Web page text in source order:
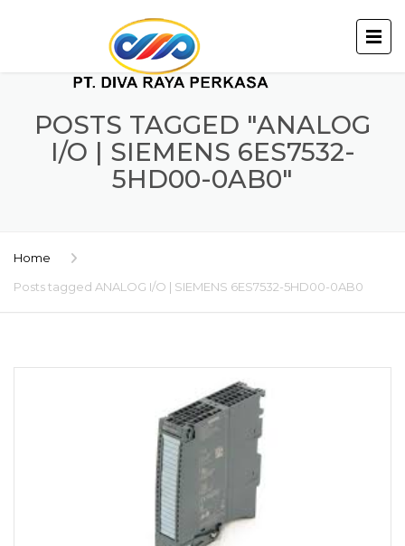
POSTS TAGGED "ANALOG
I/O | SIEMENS 6ES7532-
5HD00-0AB0"
Home
Posts tagged ANALOG I/O | SIEMENS 6ES7532-5HD00-0AB0